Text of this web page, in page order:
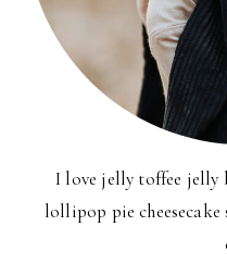
I love jelly toffee jelly
lollipop pie